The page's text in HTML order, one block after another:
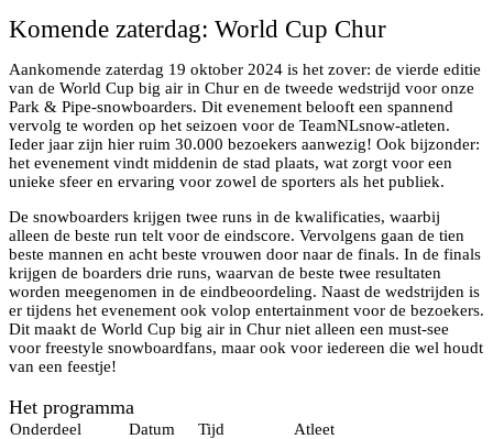
Komende zaterdag: World Cup Chur
Aankomende zaterdag 19 oktober 2024 is het zover: de vierde editie
van de World Cup big air in Chur en de tweede wedstrijd voor onze
Park & Pipe-snowboarders. Dit evenement belooft een spannend
vervolg te worden op het seizoen voor de TeamNLsnow-atleten.
Ieder jaar zijn hier ruim 30.000 bezoekers aanwezig! Ook bijzonder:
het evenement vindt middenin de stad plaats, wat zorgt voor een
unieke sfeer en ervaring voor zowel de sporters als het publiek.
De snowboarders krijgen twee runs in de kwalificaties, waarbij
alleen de beste run telt voor de eindscore. Vervolgens gaan de tien
beste mannen en acht beste vrouwen door naar de finals. In de finals
krijgen de boarders drie runs, waarvan de beste twee resultaten
worden meegenomen in de eindbeoordeling. Naast de wedstrijden is
er tijdens het evenement ook volop entertainment voor de bezoekers.
Dit maakt de World Cup big air in Chur niet alleen een must-see
voor freestyle snowboardfans, maar ook voor iedereen die wel houdt
van een feestje!
Het programma
Onderdeel Datum Tijd
Atleet